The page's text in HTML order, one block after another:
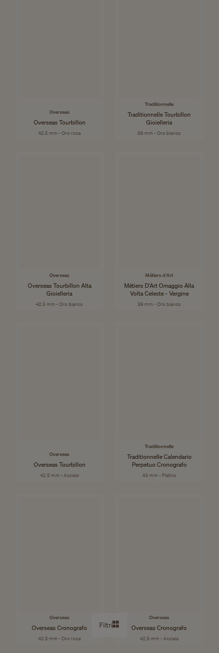
Filtri
Overseas
Overseas Tourbillon
42.5 mm - Oro rosa
Traditionnelle
Traditionnelle Tourbillon
Gioielleria
39 mm - Oro bianco
Overseas
Overseas Tourbillon Alta
Gioielleria
42.5 mm - Oro bianco
Métiers d'Art
Métiers D'Art Omaggio Alla
Volta Celeste - Vergine
39 mm - Oro bianco
Overseas
Overseas Tourbillon
42.5 mm - Acciaio
Traditionnelle
Traditionnelle Calendario
Perpetuo Cronografo
43 mm - Platino
Overseas
Overseas Cronografo
42.5 mm - Oro rosa
Overseas
Overseas Cronografo
42.5 mm - Acciaio